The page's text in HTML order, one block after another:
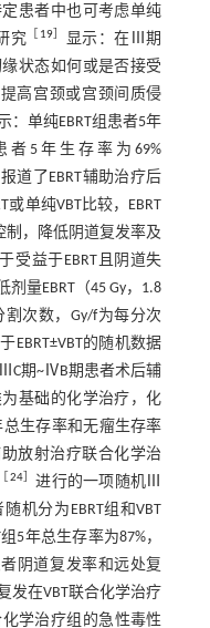
患者中也可考虑单纯
究 19］ 显示：在Ⅲ期
状态如何或是否接受
高宫颈或宫颈间质侵
：单纯EBRT组患者5年
者5年生存率为69%
报道了EBRT辅助治疗后
或单纯VBT比较，EBRT
制，降低阴道复发率及
受益于EBRT且阴道失
量EBRT（45 Gy，1.8
割次数，Gy/f为每分次
EBRT±VBT的随机数据
期~ⅣB期患者术后辅
基础的化学治疗，化
总生存率和无瘤生存率
放射治疗联合化学治
24］进行的一项随机Ⅲ
机分为EBRT组和VBT
5年总生存率为87%，
阴道复发率和远处复
发在VBT联合化学治疗
化学治疗组的急性毒性